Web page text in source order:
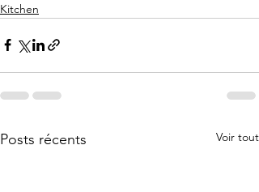
Kitchen
Posts récents Voir tout